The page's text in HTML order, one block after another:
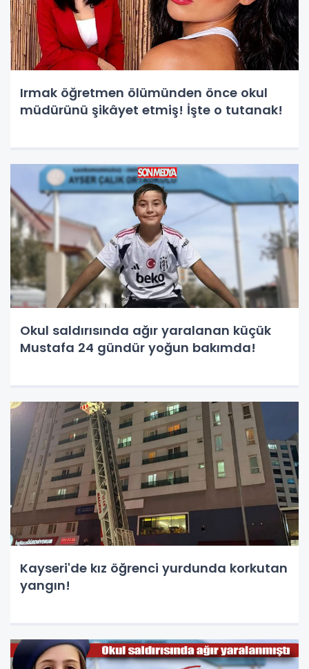
Irmak öğretmen ölümünden önce okul
müdürünü şikâyet etmiş! İşte o tutanak!
Okul saldırısında ağır yaralanan küçük
Mustafa 24 gündür yoğun bakımda!
Kayseri'de kız öğrenci yurdunda korkutan
yangın!